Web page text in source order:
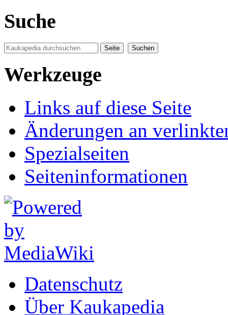
Suche
Werkzeuge
Links auf diese Seite
Änderungen an
Spezialseiten
Seiten­informationen
Datenschutz
Über Kaukapedia